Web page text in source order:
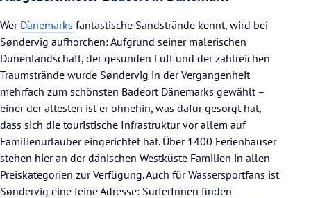
Wer Dänemarks fantastische Sandstrände kennt, wird bei
Søndervig aufhorchen: Aufgrund seiner malerischen
Dünenlandschaft, der gesunden Luft und der zahlreichen
Traumstrände wurde Søndervig in der Vergangenheit
mehrfach zum schönsten Badeort Dänemarks gewählt –
einer der ältesten ist er ohnehin, was dafür gesorgt hat,
dass sich die touristische Infrastruktur vor allem auf
Familienurlauber eingerichtet hat. Über 1400 Ferienhäuser
stehen hier an der dänischen Westküste Familien in allen
Preiskategorien zur Verfügung. Auch für Wassersportfans ist
Søndervig eine feine Adresse: SurferInnen finden